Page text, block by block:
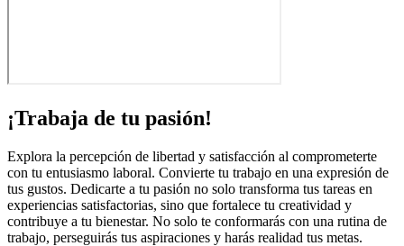
¡Trabaja de tu pasión!
Explora la percepción de libertad y satisfacción al comprometerte
con tu entusiasmo laboral. Convierte tu trabajo en una expresión de
tus gustos. Dedicarte a tu pasión no solo transforma tus tareas en
experiencias satisfactorias, sino que fortalece tu creatividad y
contribuye a tu bienestar. No solo te conformarás con una rutina de
trabajo, perseguirás tus aspiraciones y harás realidad tus metas.